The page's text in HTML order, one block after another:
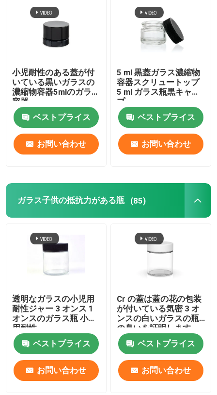
ガラスは前に管を転がす
チャイルドプルーフコンテナ
空のガラスボトル
小児耐性のある蓋が付
いている黒いガラスの
濃縮物容器5mlのガラス
容器
ベストプライス
お問い合わせ
5 ml 黒蓋ガラス濃縮物
容器スクリュートップ
5 ml ガラス瓶黒キャッ
プ
ベストプライス
お問い合わせ
ガラス子供の抵抗力がある瓶 (85)
透明なガラスの小児用
耐性ジャー 3 オンス 1
オンスのガラス瓶 小児
用耐性
ベストプライス
お問い合わせ
Cr の蓋は蓋の花の包装
が付いている気密 3 オ
ンスの白いガラスの瓶
の臭いを証明します
ベストプライス
お問い合わせ